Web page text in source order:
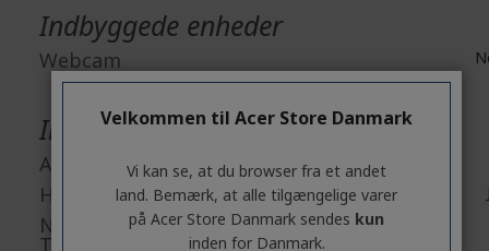
Indbyggede enheder
Webcam
Interfaces/Porte
Antal HDMI-porte
HDMI
Number of USB 3.2 Gen 1
Type-A Ports
Velkommen til Acer Store Danmark
Vi kan se, at du browser fra et andet
land. Bemærk, at alle tilgængelige varer
på Acer Store Danmark sendes kun
inden for Danmark.